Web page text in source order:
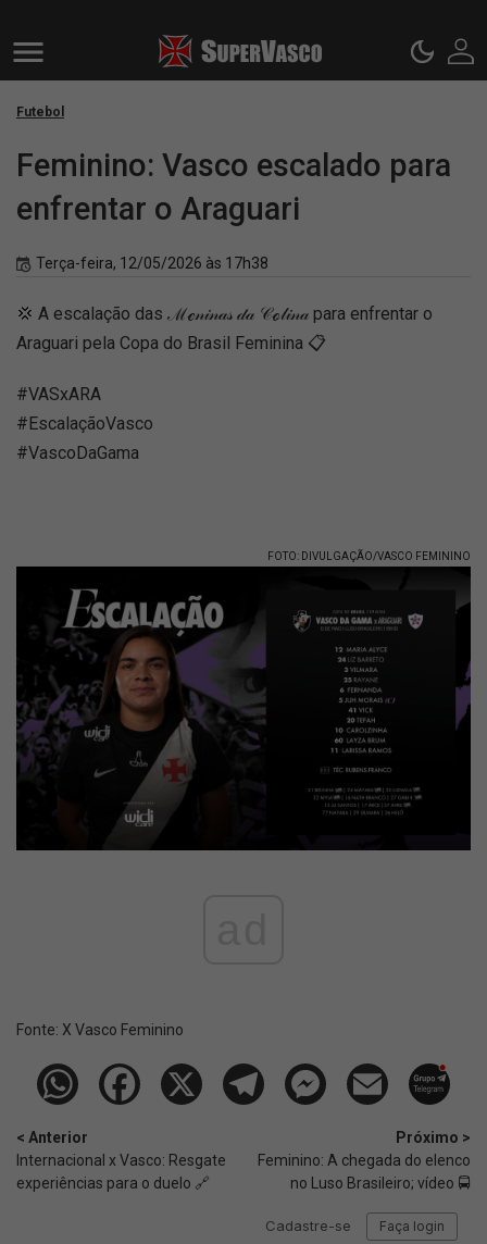
Futebol
Feminino: Vasco escalado para
enfrentar o Araguari
Terça-feira, 12/05/2026 às 17h38
💢 A escalação das ℳℯ𝓃𝒾𝓃𝒶𝓈 𝒹𝒶 𝒞ℴ𝓁𝒾𝓃𝒶 para enfrentar o
Araguari pela Copa do Brasil Feminina 📋
#VASxARA
#EscalaçãoVasco
#VascoDaGama
FOTO: DIVULGAÇÃO/VASCO FEMININO
Fonte: X Vasco Feminino
< Anterior
Internacional x Vasco: Resgate
experiências para o duelo 🔗
Próximo >
Feminino: A chegada do elenco
no Luso Brasileiro; vídeo 🚍